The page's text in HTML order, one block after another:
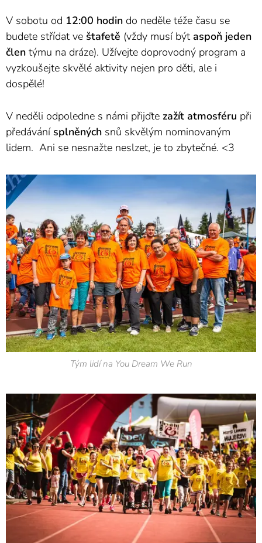
V sobotu od 12:00 hodin do neděle téže času se
budete střídat ve štafetě (vždy musí být aspoň jeden
člen týmu na dráze). Užívejte doprovodný program a
vyzkoušejte skvělé aktivity nejen pro děti, ale i
dospělé!
V neděli odpoledne s námi přijďte zažít atmosféru při
předávánísplněných snů skvělým nominovaným
lidem. Ani se nesnažte neslzet, je to zbytečné. <3
Tým lidí na You Dream We Run